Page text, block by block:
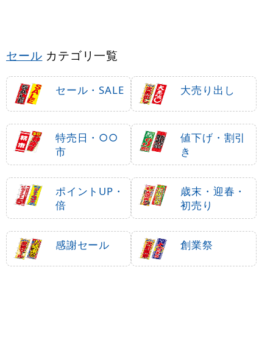
セール カテゴリ一覧
セール・SALE 大売り出し
特売日・○○
市
値下げ・割引
き
ポイントUP・
倍
歳末・迎春・
初売り
感謝セール 創業祭